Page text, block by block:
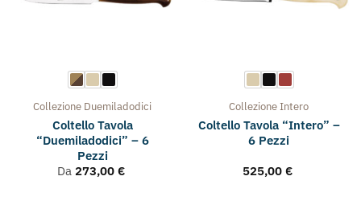
Collezione Duemiladodici
Coltello Tavola
“Duemiladodici” – 6
Pezzi
Da 273,00 €
CollezioneIntero
Coltello Tavola “Intero” –
6 Pezzi
525,00 €